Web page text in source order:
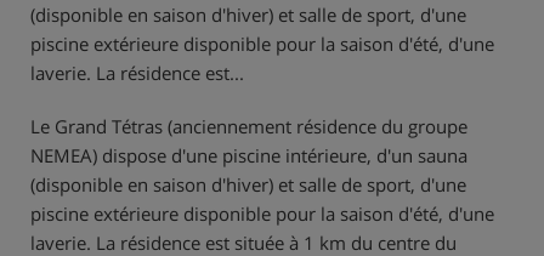
(disponible en saison d'hiver) et salle de sport, d'une
piscine extérieure disponible pour la saison d'été, d'une
laverie. La résidence est...
Le Grand Tétras (anciennement résidence du groupe
NEMEA) dispose d'une piscine intérieure, d'un sauna
(disponible en saison d'hiver) et salle de sport, d'une
piscine extérieure disponible pour la saison d'été, d'une
laverie. La résidence est située à 1 km du centre du